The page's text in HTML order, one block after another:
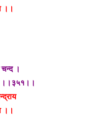
।।
।
।।३५१।।
।।